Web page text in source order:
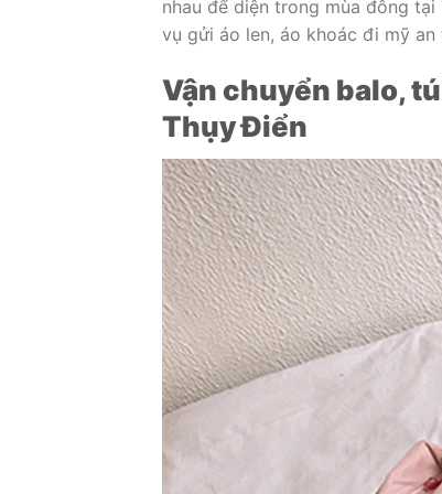
nhau để diện trong mùa đông
vụ gửi áo len, áo khoác đi mỹ an
Vận chuyển balo,
Thụy Điển